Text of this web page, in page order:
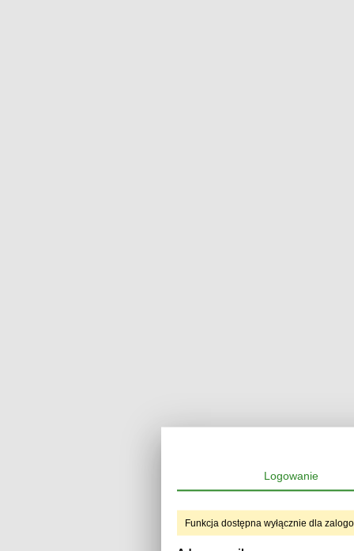
Logowanie
Funkcja dostępna wyłącznie dla